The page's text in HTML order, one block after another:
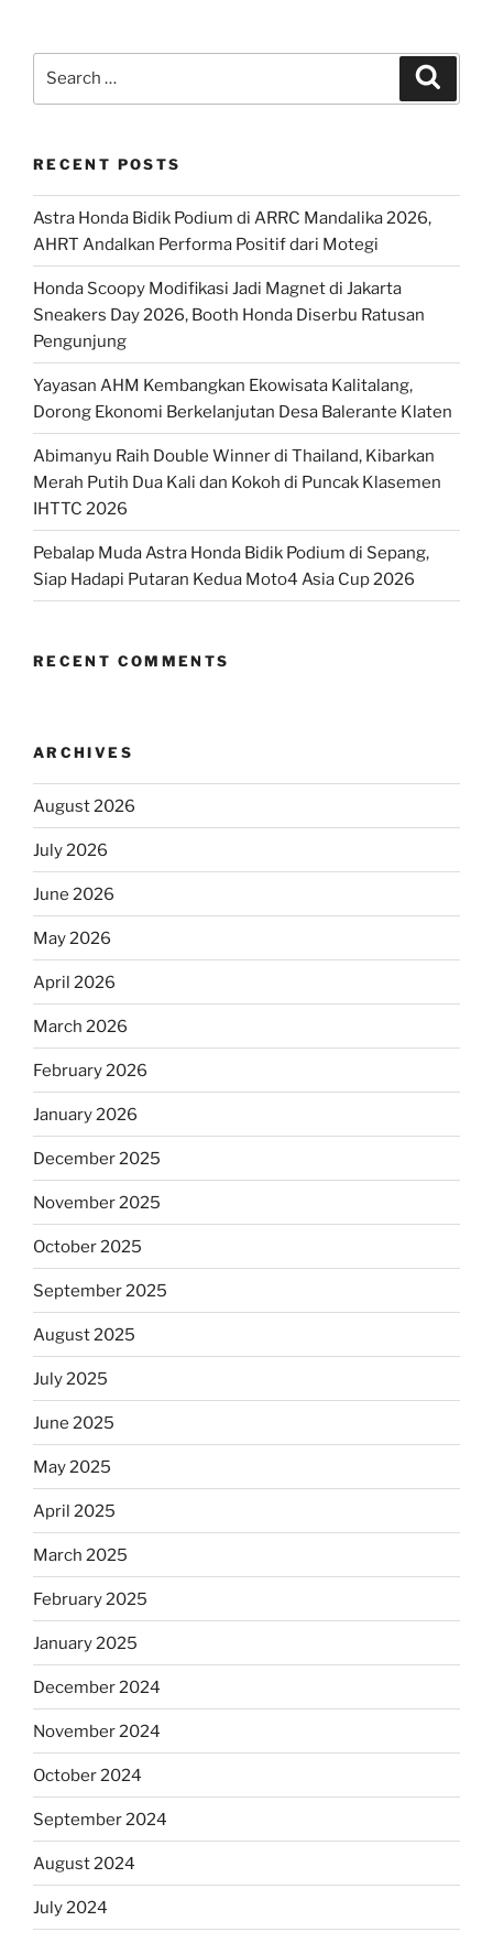
RECENT POSTS
Astra Honda Bidik Podium di ARRC Mandalika 2026,
AHRT Andalkan Performa Positif dari Motegi
Honda Scoopy Modifikasi Jadi Magnet di Jakarta
Sneakers Day 2026, Booth Honda Diserbu Ratusan
Pengunjung
Yayasan AHM Kembangkan Ekowisata Kalitalang,
Dorong Ekonomi Berkelanjutan Desa Balerante Klaten
Abimanyu Raih Double Winner di Thailand, Kibarkan
Merah Putih Dua Kali dan Kokoh di Puncak Klasemen
IHTTC 2026
Pebalap Muda Astra Honda Bidik Podium di Sepang,
Siap Hadapi Putaran Kedua Moto4 Asia Cup 2026
RECENT COMMENTS
ARCHIVES
August 2026
July 2026
June 2026
May 2026
April 2026
March 2026
February 2026
January 2026
December 2025
November 2025
October 2025
September 2025
August 2025
July 2025
June 2025
May 2025
April 2025
March 2025
February 2025
January 2025
December 2024
November 2024
October 2024
September 2024
August 2024
July 2024